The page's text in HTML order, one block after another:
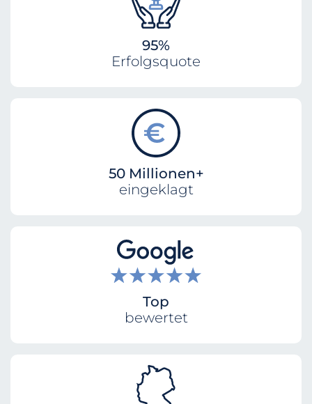
95%
Erfolgsquote
50 Millionen+
eingeklagt
Top
bewertet